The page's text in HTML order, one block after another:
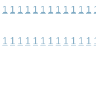
1 1 1 1 1 1 1 1 1 1 1 1
1 1 1 1 1 1 1 1 1 1 1 1